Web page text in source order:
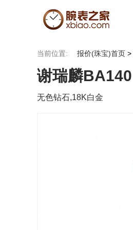
当前位置: 报价(珠宝)首页 >
谢瑞麟BA140
无色钻石,18K白金